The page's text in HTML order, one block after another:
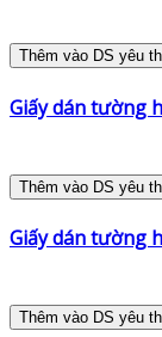
Thêm vào DS yêu
Giấy dán tường
Thêm vào DS yêu
Giấy dán tường
Thêm vào DS yêu